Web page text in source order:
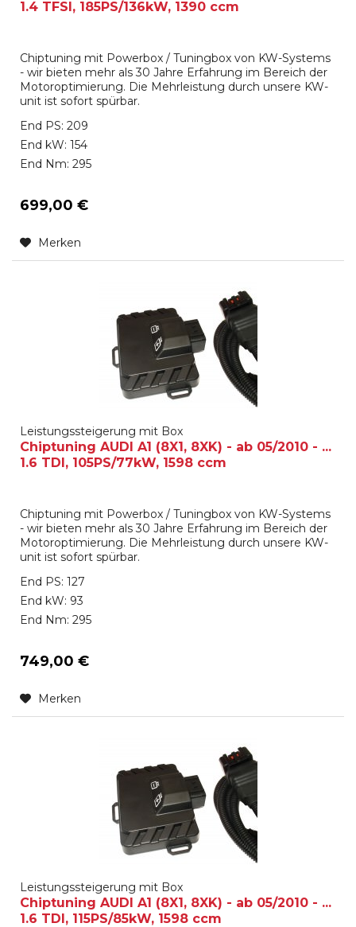
1.4 TFSI, 185PS/136kW, 1390 ccm
Chiptuning mit Powerbox / Tuningbox von KW-Systems
- wir bieten mehr als 30 Jahre Erfahrung im Bereich der
Motoroptimierung. Die Mehrleistung durch unsere KW-
unit ist sofort spürbar.
End PS: 209
End kW: 154
End Nm: 295
699,00 €
Merken
Leistungssteigerung mit Box
Chiptuning AUDI A1 (8X1, 8XK) - ab 05/2010 - ...
1.6 TDI, 105PS/77kW, 1598 ccm
Chiptuning mit Powerbox / Tuningbox von KW-Systems
- wir bieten mehr als 30 Jahre Erfahrung im Bereich der
Motoroptimierung. Die Mehrleistung durch unsere KW-
unit ist sofort spürbar.
End PS: 127
End kW: 93
End Nm: 295
749,00 €
Merken
Leistungssteigerung mit Box
Chiptuning AUDI A1 (8X1, 8XK) - ab 05/2010 - ...
1.6 TDI, 115PS/85kW, 1598 ccm